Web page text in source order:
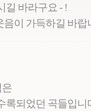
길 바라구요 - !
음이 가득하길 바
은
록되었던 곡들입니